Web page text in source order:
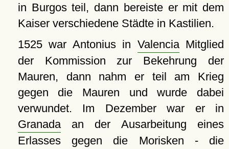
in Burgos teil, dann bereiste er mit dem
Kaiser verschiedene Städte in Kastilien.
1525 war Antonius in ValenciaMitglied
der Kommission zur Bekehrung der
Mauren, dann nahm er teil am Krieg
gegen die Mauren und wurde dabei
verwundet. Im Dezember war er in
Granadaan der Ausarbeitung eines
Erlasses gegen die Morisken - die